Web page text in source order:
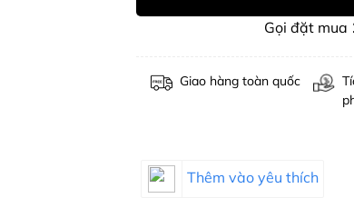
Gọi đặt mua
Giao hàng toàn quốc
Thêm vào yêu thích